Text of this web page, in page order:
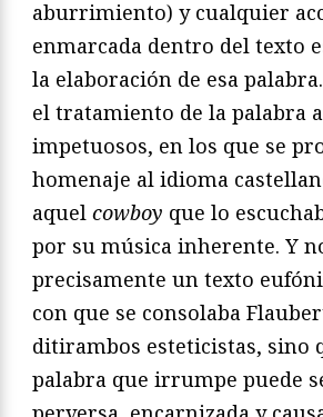
aburrimiento) y cualquier
enmarcada dentro del texto
la elaboración de esa
el tratamiento de la palabra
impetuosos, en los que se
homenaje al idioma
aquel cowboy que lo
por su música inherente. Y
precisamente un texto
con que se consolaba
ditirambos esteticistas, sino
palabra que irrumpe puede